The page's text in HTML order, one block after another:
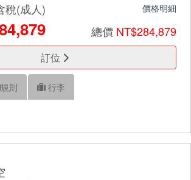
稅(成人) 價格明細
總價 NT$284,879
訂位
規則 行李